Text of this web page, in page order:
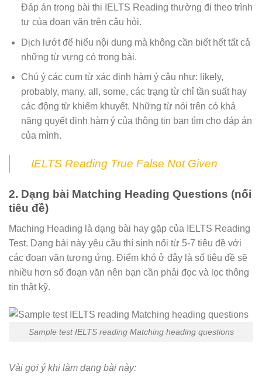
Đáp án trong bài thi IELTS Reading thường đi theo trình
tự của đoạn văn trên câu hỏi.
Dịch lướt để hiểu nội dung mà không cần biết hết tất cả
những từ vựng có trong bài.
Chú ý các cụm từ xác định hàm ý câu như: likely,
probably, many, all, some, các trạng từ chỉ tần suất hay
các động từ khiếm khuyết. Những từ nói trên có khả
năng quyết định hàm ý của thông tin bạn tìm cho đáp án
của mình.
IELTS Reading True False Not Given
2. Dạng bài Matching Heading Questions (nối
tiêu đề)
Maching Heading là dạng bài hay gặp của IELTS Reading
Test. Dạng bài này yêu cầu thí sinh nối từ 5-7 tiêu đề với
các đoạn văn tương ứng. Điểm khó ở đây là số tiêu đề sẽ
nhiều hơn số đoạn văn nên bạn cần phải đọc và lọc thông
tin thật kỹ.
Sample test IELTS reading Matching heading questions
Vài gợi ý khi làm dạng bài này: